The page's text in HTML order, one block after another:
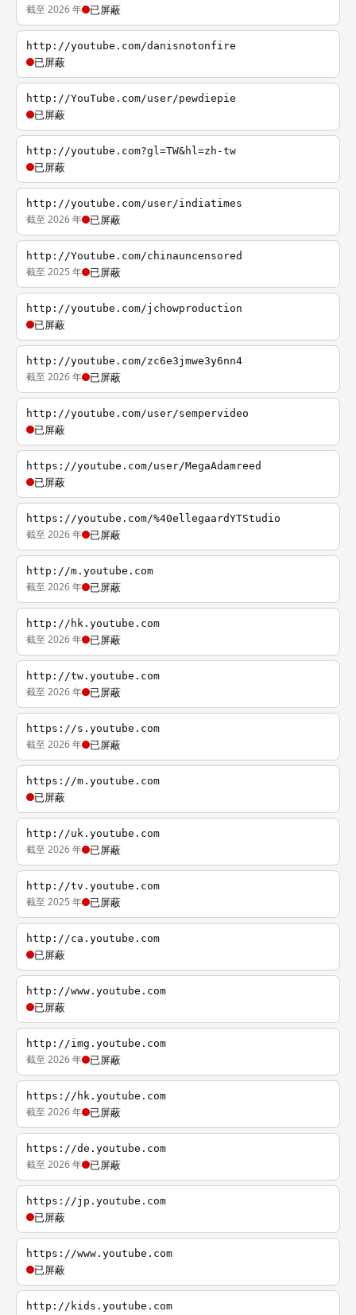
截至 2026 年 已屏蔽
http://youtube.com/danisnotonfire
已屏蔽
http://YouTube.com/user/pewdiepie
已屏蔽
http://youtube.com?gl=TW&hl=zh-tw
已屏蔽
http://youtube.com/user/indiatimes
截至 2026 年 已屏蔽
http://Youtube.com/chinauncensored
截至 2025 年 已屏蔽
http://youtube.com/jchowproduction
已屏蔽
http://youtube.com/zc6e3jmwe3y6nn4
截至 2026 年 已屏蔽
http://youtube.com/user/sempervideo
已屏蔽
https://youtube.com/user/MegaAdamreed
已屏蔽
https://youtube.com/%40ellegaardYTStudio
截至 2026 年 已屏蔽
http://m.youtube.com
截至 2026 年 已屏蔽
http://hk.youtube.com
截至 2026 年 已屏蔽
http://tw.youtube.com
截至 2026 年 已屏蔽
https://s.youtube.com
截至 2026 年 已屏蔽
https://m.youtube.com
已屏蔽
http://uk.youtube.com
截至 2026 年 已屏蔽
http://tv.youtube.com
截至 2025 年 已屏蔽
http://ca.youtube.com
已屏蔽
http://www.youtube.com
已屏蔽
http://img.youtube.com
截至 2026 年 已屏蔽
https://hk.youtube.com
截至 2026 年 已屏蔽
https://de.youtube.com
截至 2026 年 已屏蔽
https://jp.youtube.com
已屏蔽
https://www.youtube.com
已屏蔽
http://kids.youtube.com